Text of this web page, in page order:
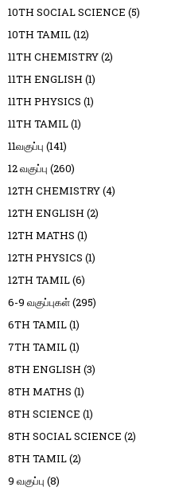
10TH SOCIAL SCIENCE (5)
10TH TAMIL(12)
11TH CHEMISTRY(2)
11TH ENGLISH (1)
11TH PHYSICS (1)
11TH TAMIL(1)
11வகுப்பு (141)
12 வகுப்பு (260)
12TH CHEMISTRY(4)
12TH ENGLISH (2)
12TH MATHS (1)
12TH PHYSICS (1)
12TH TAMIL(6)
6-9 வகுப்புகள்(295)
6TH TAMIL(1)
7TH TAMIL(1)
8TH ENGLISH (3)
8TH MATHS (1)
8TH SCIENCE (1)
8TH SOCIAL SCIENCE (2)
8TH TAMIL(2)
9 வகுப்பு (8)